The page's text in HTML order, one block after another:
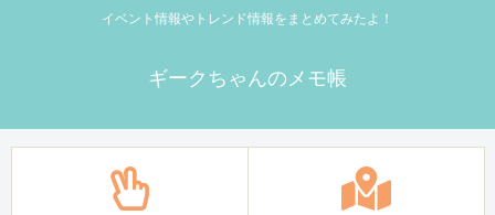
イベント情報やトレンド情報をまとめてみたよ！
ギークちゃんのメモ帳